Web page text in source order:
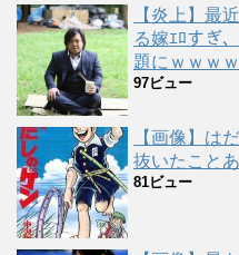
【炎上】最
る嫁ｴﾛすぎ
題にｗｗｗ
97ビュー
【画像】は
抜いたこと
81ビュー